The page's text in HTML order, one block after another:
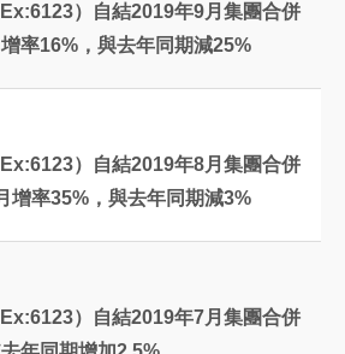
）自結2019年9月集團合併
率16%，與去年同期減25%
）自結2019年8月集團合併
增率35%，與去年同期減3%
）自結2019年7月集團合併